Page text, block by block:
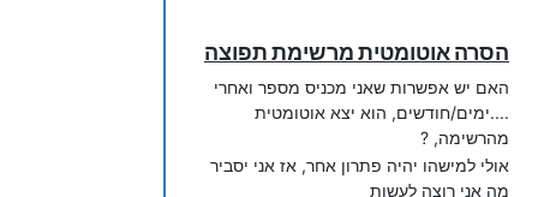
הסרה אוטומטית מרשימת תפוצה
האם יש אפשרות שאני מכניס מספר ואחרי
....ימים/חודשים, הוא יצא אוטומטית
מהרשימה, ?
אולי למישהו יהיה פתרון אחר, אז אני יסביר
מה אני רוצה לעשות